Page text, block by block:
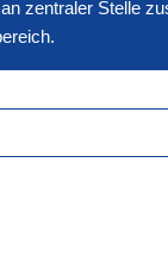
zentraler Stelle